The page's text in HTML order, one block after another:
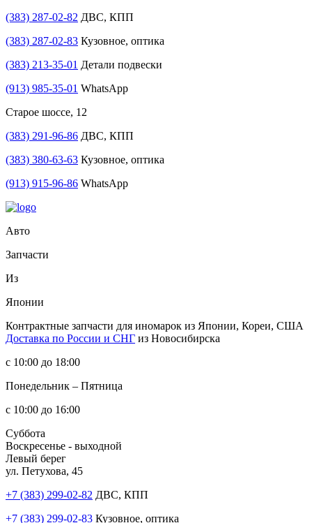
(383) 287-02-82 ДВС, КПП
(383) 287-02-83 Кузовное, оптика
(383) 213-35-01 Детали подвески
(913) 985-35-01 WhatsApp
Старое шоссе, 12
(383) 291-96-86 ДВС, КПП
(383) 380-63-63 Кузовное, оптика
(913) 915-96-86 WhatsApp
Авто
Запчасти
Из
Японии
Контрактные запчасти для иномарок из Японии, Кореи, США
Доставка по России и СНГ из Новосибирска
с 10:00 до 18:00
Понедельник – Пятница
с 10:00 до 16:00
Суббота
Воскресенье - выходной
Левый берег
ул. Петухова, 45
+7 (383) 299-02-82 ДВС, КПП
+7 (383) 299-02-83 Кузовное, оптика